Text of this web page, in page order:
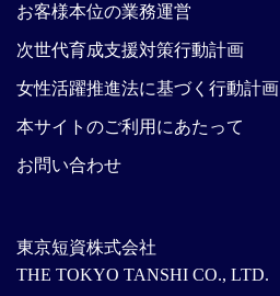
東京短資株式会社
THE TOKYO TANSHI CO., LTD.
お客様本位の業務運営
次世代育成支援対策行動計画
女性活躍推進法に基づく行動計画
本サイトのご利用にあたって
お問い合わせ